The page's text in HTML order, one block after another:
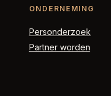
ONDERNEMING
Personderzoek
Partner worden